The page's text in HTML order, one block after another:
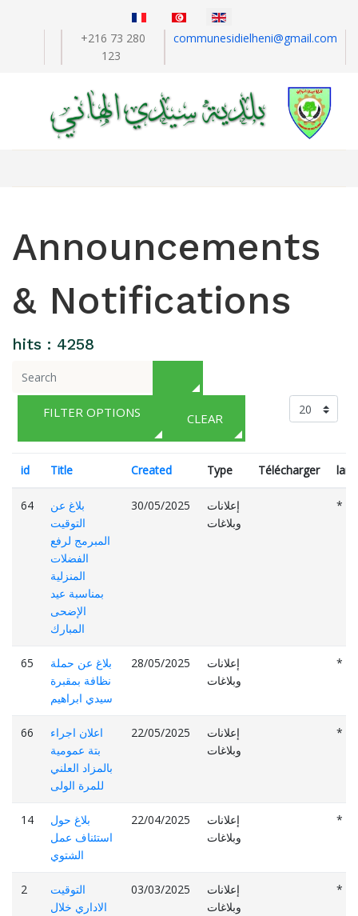
+216 73 280
123
communesidielheni@gmail.com
Announcements
& Notifications
hits : 4258
CLEAR
id Title Created Type Télécharger
64
بلاغ عن
التوقيت
المبرمج لرفع
الفضلات
المنزلية
بمناسبة عيد
الإضحى
المبارك
30/05/2025
إعلانات
وبلاغات
*
65
بلاغ عن حملة
نظافة بمقبرة
سيدي ابراهيم
28/05/2025
إعلانات
وبلاغات
*
66
اعلان اجراء
بتة عمومية
بالمزاد العلني
للمرة الولى
22/05/2025
إعلانات
وبلاغات
*
14
بلاغ حول
استئناف عمل
الشتوي
22/04/2025
إعلانات
وبلاغات
*
2
التوقيت
الاداري خلال
03/03/2025
إعلانات
وبلاغات
*